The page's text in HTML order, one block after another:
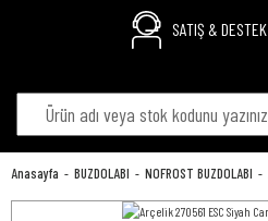
SATIŞ & DESTEK
Anasayfa BUZDOLABI NOFROST BUZDOLABI